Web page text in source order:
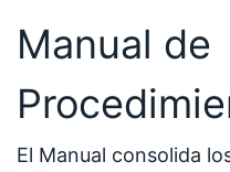
Manual de
El Manual consolida